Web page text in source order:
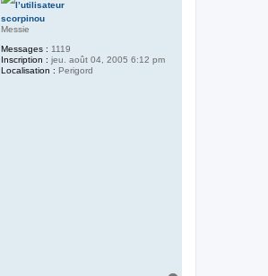
scorpinou
Messie
Messages : 1119
Inscription : jeu. août 04, 2005 6:12 pm
Localisation : Perigord